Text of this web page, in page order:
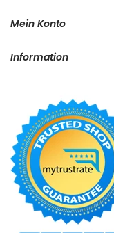
Mein Konto
Information